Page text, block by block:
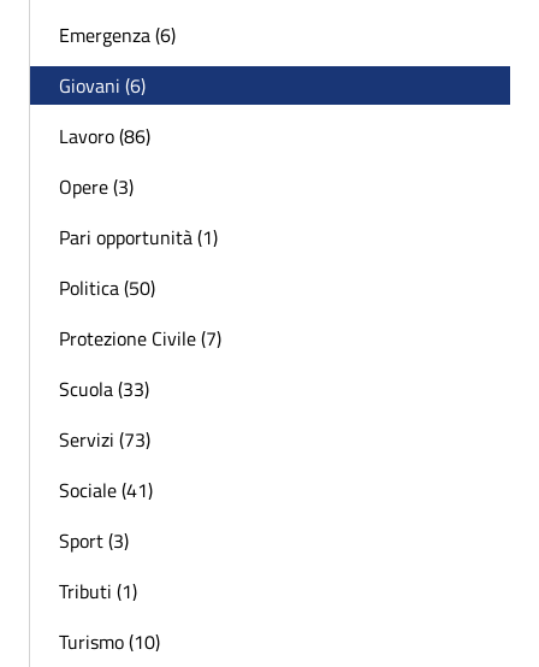
Emergenza (6)
Giovani (6)
Lavoro (86)
Opere (3)
Pari opportunità (1)
Politica (50)
Protezione Civile (7)
Scuola (33)
Servizi (73)
Sociale (41)
Sport (3)
Tributi (1)
Turismo (10)